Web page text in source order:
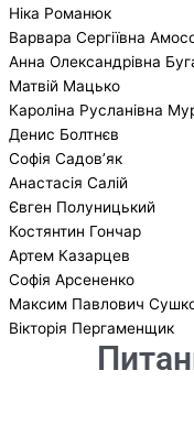
Ніка Романюк
Варвара Сергіївна
Анна Олександрівна
Матвій Мацько
Кароліна Русланівна
Денис Болтнєв
Софія Садов’як
Анастасія Салій
Євген Полуницький
Костянтин Гончар
Артем Казарцев
Софія Арсененко
Максим Павлович
Вікторія Пергаменщик